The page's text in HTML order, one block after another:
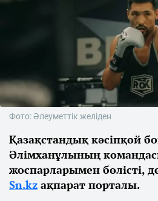
Фото: Әлеуметтік желіден
Қазақстандық кәсіпқой
Әлімханұлының
жоспарларымен бөлісті,
Sn.kz ақпарат порталы.